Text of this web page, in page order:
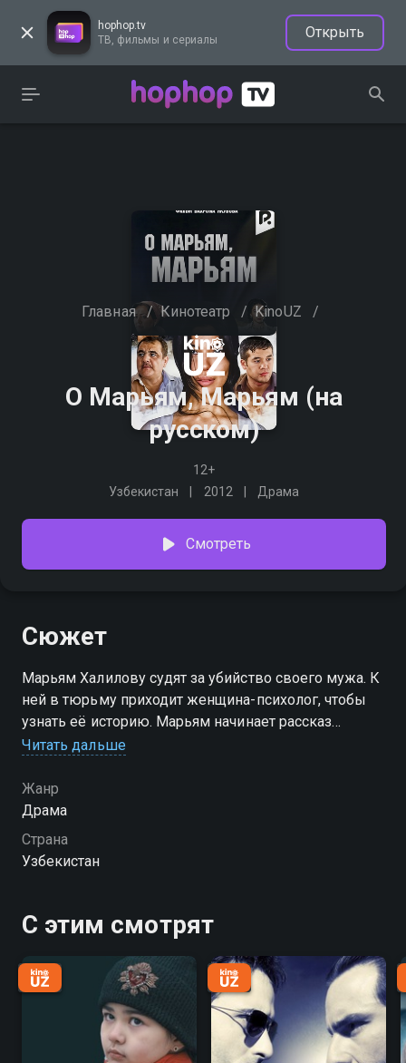
hophop.tv
ТВ, фильмы и сериалы
Открыть
Главная / Кинотеатр / KinoUZ /
О Марьям, Марьям (на
русском)
12+
Узбекистан
2012 Драма
Смотреть
Сюжет
Марьям Халилову судят за убийство своего мужа. К
ней в тюрьму приходит женщина-психолог, чтобы
узнать её историю. Марьям начинает рассказ
вспоминая своё далекое детство, что отец бросил их
семья, жена и дети... Почему Марьям убила своего
мужа? И почему отец Марьям, был так равнодушен
к судьбе дочери?
Читать дальше
Жанр
Драма
Страна
Узбекистан
С этим смотрят